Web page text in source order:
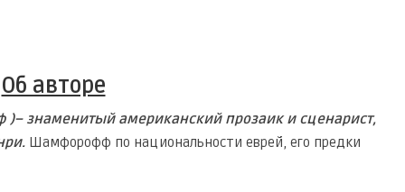
Об авторе
знаменитый американский прозаик и сценарист,
Шамфорофф по национальности еврей, его предки